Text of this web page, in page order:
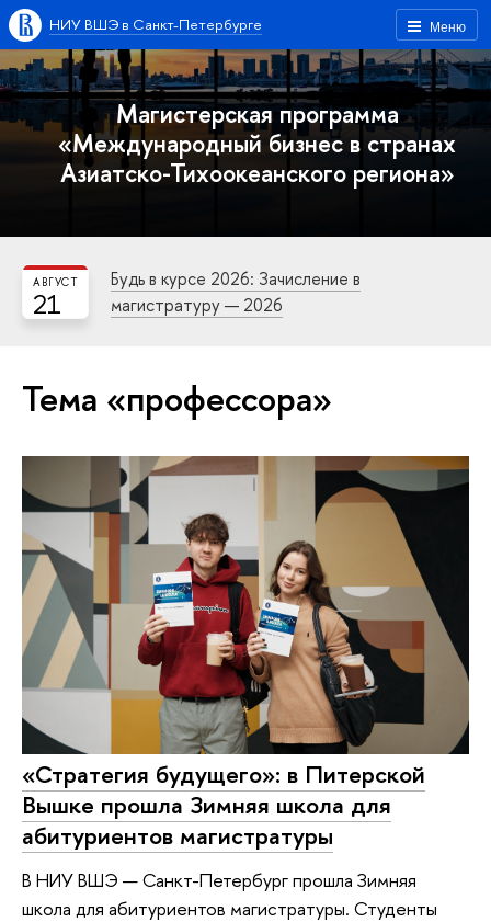
Меню
НИУ ВШЭ в Санкт-Петербурге
Магистерская программа
«Международный бизнес в странах
Азиатско-Тихоокеанского региона»
21
АВГУСТ
Будь в курсе 2026: Зачисление в
магистратуру — 2026
Тема «профессора»
«Стратегия будущего»: в Питерской
Вышке прошла Зимняя школа для
абитуриентов магистратуры
В НИУ ВШЭ — Санкт-Петербург прошла Зимняя
школа для абитуриентов магистратуры. Студенты